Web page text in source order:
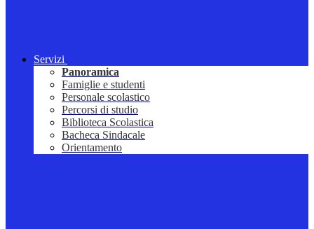
Servizi
Panoramica
Famiglie e studenti
Personale scolastico
Percorsi di studio
Biblioteca Scolastica
Bacheca Sindacale
Orientamento